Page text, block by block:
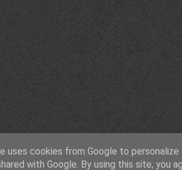
uses cookies from Google to
with Google. By using this site, you